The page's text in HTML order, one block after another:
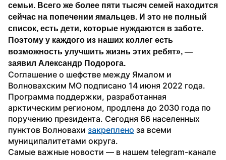
семьи. Всего же более пяти тысяч семей находится
сейчас на попечении ямальцев. И это не полный
список, есть дети, которые нуждаются в заботе.
Поэтому у каждого из наших коллег есть
возможность улучшить жизнь этих ребят», —
заявил Александр Подорога.
Соглашение о шефстве между Ямалом и
Волновахским МО подписано 14 июня 2022 года.
Программа поддержки, разработанная
арктическим регионом, продлена до 2030 года по
поручению президента. Сегодня 66 населенных
пунктов Волновахи закреплено за всеми
муниципалитетами округа.